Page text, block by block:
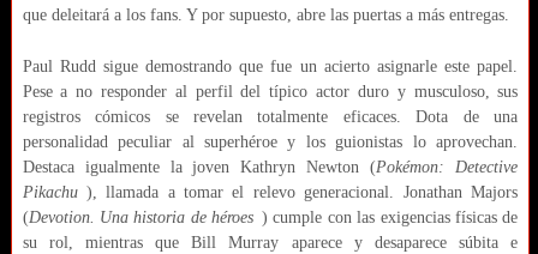
que deleitará a los fans. Y por supuesto, abre las puertas a más entregas.
Paul Rudd sigue demostrando que fue un acierto asignarle este papel.
Pese a no responder al perfil del típico actor duro y musculoso, sus
registros cómicos se revelan totalmente eficaces. Dota de una
personalidad peculiar al superhéroe y los guionistas lo aprovechan.
Destaca igualmente la joven Kathryn Newton (Pokémon: Detective
Pikachu ), llamada a tomar el relevo generacional. Jonathan Majors
(Devotion. Una historia de héroes ) cumple con las exigencias físicas de
su rol, mientras que Bill Murray aparece y desaparece súbita e